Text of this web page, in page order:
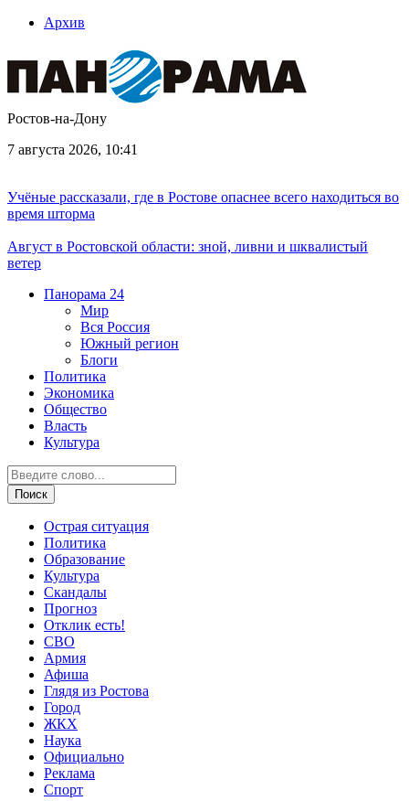
Архив
Ростов-на-Дону
7 августа 2026, 10:41
Учёные рассказали, где в Ростове опаснее всего находиться во
время шторма
Август в Ростовской области: зной, ливни и шквалистый
ветер
Панорама 24
Мир
Вся Россия
Южный регион
Блоги
Политика
Экономика
Общество
Власть
Культура
Острая ситуация
Политика
Образование
Культура
Скандалы
Прогноз
Отклик есть!
СВО
Армия
Афиша
Глядя из Ростова
Город
ЖКХ
Наука
Официально
Реклама
Спорт